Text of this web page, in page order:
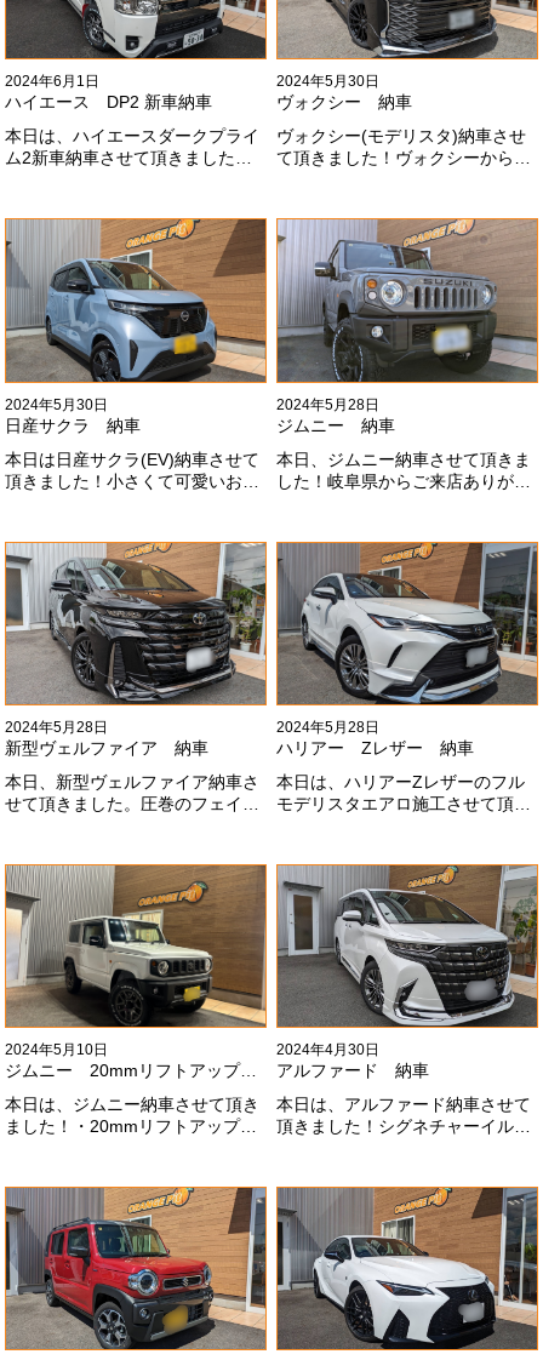
2024年6月1日
ハイエース DP2 新車納車
本日は、ハイエースダークプライ
ム2新車納車させて頂きました！
ました#x1f60a;
2024年5月30日
ヴォクシー 納車
ヴォクシー(モデリスタ)納車させ
て頂きました！ヴォクシーからヴ
利用頂きありがとうございます
#x1f60a;
2024年5月30日
日産サクラ 納車
本日は日産サクラ(EV)納車させて
頂きました！小さくて可愛いお車
#x1f60a;#x1f60a;M様ありがとう
ございました#x1f60a;
2024年5月28日
ジムニー 納車
本日、ジムニー納車させて頂きま
した！岐阜県からご来店ありがと
ープンカントリー、ホイールと、
可愛い仕様になりました！これか
らもよろしくお願いします
#x1f647;#x200d;#x2640;#xfe0f;
2024年5月28日
新型ヴェルファイア 納車
本日、新型ヴェルファイア納車さ
せて頂きました。圧巻のフェイス
なりました！いつも本当にありが
とうございます#x1f60a;
2024年5月28日
ハリアー Zレザー 納車
本日は、ハリアーZレザーのフル
モデリスタエアロ施工させて頂き
全然、思い通りエアロが入ってき
ませんね。。今後とも宜しくお願
いします！
2024年5月10日
ジムニー 20mmリフトアップ納車
本日は、ジムニー納車させて頂き
ました！・20mmリフトアップ・
させて頂きました！！弊社で、短
期間に何台もご注文ありがどうご
ざいます！！これからもよろしく
お願いします
#x1f647;#x200d;#x2640;#xfe0f;
2024年4月30日
アルファード 納車
本日は、アルファード納車させて
頂きました！シグネチャーイル
よろしくお願いします
#x1f647;#x200d;#x2640;#xfe0f;